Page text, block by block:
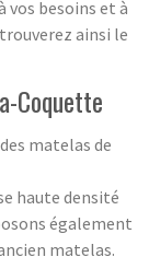
vos besoins et à
ainsi le
Coquette
matelas de
haute densité
également
matelas.